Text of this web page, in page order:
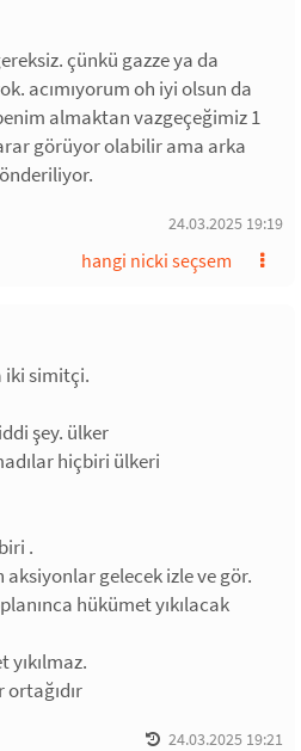
çünkü gazze ya da
acımıyorum oh iyi olsun da
almaktan vazgeçeğimiz 1
görüyor olabilir ama arka
24.03.2025 19:19
hangi nicki seçsem
iki simitçi.
şey. ülker
hiçbiri ülkeri
.
gelecek izle ve gör.
hükümet yıkılacak
yıkılmaz.
24.03.2025 19:21